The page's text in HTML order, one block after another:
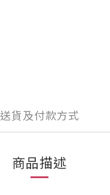
送貨及付款方式
商品描述